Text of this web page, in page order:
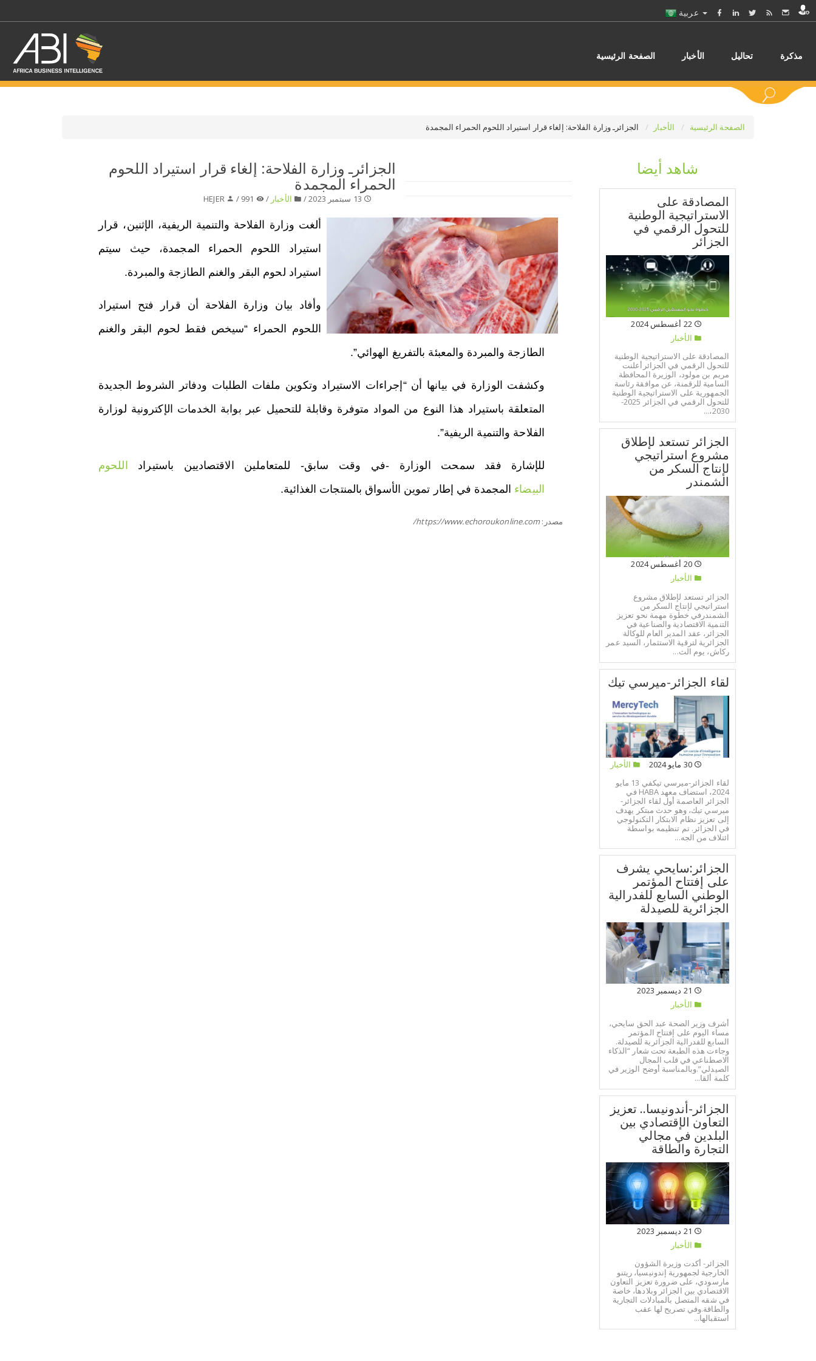
الصفحة الرئيسية الأخبار تحاليل مذكرة
اختر قطاع / القطاعات
حدد الفئة
الصفحة الرئيسية الأخبار الجزائرـ وزارة الفلاحة: إلغاء قرار استيراد اللحوم الحمراء المجمدة
الجزائرـ وزارة الفلاحة: إلغاء قرار استيراد اللحوم
الحمراء المجمدة
الأخبار /
ألغت وزارة الفلاحة والتنمية الريفية، الإثنين، قرار
استيراد اللحوم الحمراء المجمدة، حيث سيتم
استيراد لحوم البقر والغنم الطازجة والمبردة.
وأفاد بيان وزارة الفلاحة أن قرار فتح استيراد
اللحوم الحمراء “سيخص فقط لحوم البقر والغنم
الطازجة والمبردة والمعبئة بالتفريغ الهوائي”.
وكشفت الوزارة في بيانها أن “إجراءات الاستيراد وتكوين ملفات الطلبات ودفاتر الشروط الجديدة
المتعلقة باستيراد هذا النوع من المواد متوفرة وقابلة للتحميل عبر بوابة الخدمات الإكترونية لوزارة
الفلاحة والتنمية الريفية”.
للإشارة فقد سمحت الوزارة -في وقت سابق- للمتعاملين الاقتصاديين باستيراد
اللحوم
البيضاء المجمدة في إطار تموين الأسواق بالمنتجات الغذائية.
مصدر:https://www.echoroukonline.com/
شاهد أيضا
المصادقة على
الاستراتيجية الوطنية
للتحول الرقمي في
الجزائر
22 أغسطس 2024
الأخبار
المصادقة على الاستراتيجية الوطنية
للتحول الرقمي في الجزائرأعلنت
مريم بن مولود، الوزيرة المحافظة
السامية للرقمنة، عن موافقة رئاسة
الجمهورية على الاستراتيجية الوطنية
للتحول الرقمي في الجزائر 2025-
2030،...
الجزائر تستعد لإطلاق
مشروع استراتيجي
لإنتاج السكر من
الشمندر
20 أغسطس 2024
الأخبار
الجزائر تستعد لإطلاق مشروع
استراتيجي لإنتاج السكر من
الشمندرفي خطوة مهمة نحو تعزيز
التنمية الاقتصادية والصناعية في
الجزائر، عقد المدير العام للوكالة
الجزائرية لترقية الاستثمار، السيد عمر
ركاش، يوم الث...
لقاء الجزائر-ميرسي تيك
30 مايو 2024
الأخبار
لقاء الجزائر-ميرسي تيكفي 13 مايو
2024، استضاف معهد HABA في
الجزائر العاصمة أول لقاء الجزائر-
ميرسي تيك، وهو حدث مبتكر يهدف
إلى تعزيز نظام الابتكار التكنولوجي
في الجزائر. تم تنظيمه بواسطة
ائتلاف من الجه...
الجزائر:سايحي يشرف
على إفتتاح المؤتمر
الوطني السابع للفدرالية
الجزائرية للصيدلة
الأخبار
أشرف وزير الصحة عبد الحق سايحي،
مساء اليوم على إفتتاح المؤتمر
السابع للفدرالية الجزائرية للصيدلة.
وجاءت هذه الطبعة تحت شعار “الذكاء
الاصطناعي في قلب المجال
الصيدلي”.وبالمناسبة أوضح الوزير في
كلمة ألقا...
الجزائر-أندونيسا.. تعزيز
التعاون الإقتصادي بين
البلدين في مجالي
التجارة والطاقة
الأخبار
الجزائر- أكدت وزيرة الشؤون
الخارجية لجمهورية إندونيسيا، ريتنو
مارسودي، على ضرورة تعزيز التعاون
الاقتصادي بين الجزائر وبلادها، خاصة
في شقه المتصل بالمبادلات التجارية
والطاقة.وفي تصريح لها عقب
استقبالها...